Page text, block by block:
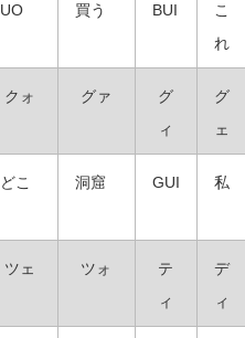
UO 買う BUI
こ
れ
クォ グァ
グ
ィ
グ
ェ
どこ 洞窟 GUI 私
ツェ ツォ
テ
ィ
デ
ィ